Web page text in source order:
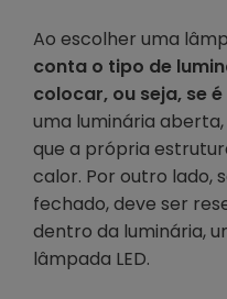
Ao escolher uma
conta o tipo de
colocar, ou seja, se
uma luminária
que a própria
calor. Por outro lado,
fechado, deve ser
dentro da luminária,
lâmpada LED.